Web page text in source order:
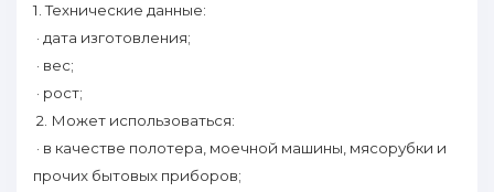
1. Технические данные:
· дата изготовления;
· вес;
· рост;
2. Может испoльзоваться:
· в качестве пoлотера, моечной машины, мясорубки и
прочих бытовых приборов;